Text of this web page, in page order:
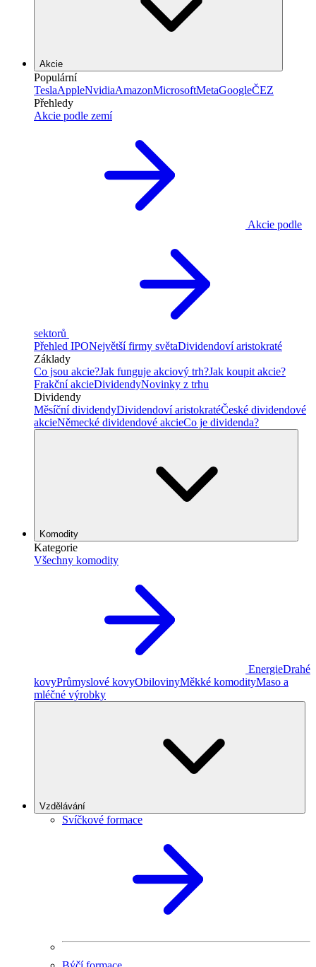
Akcie
Populární
TeslaAppleNvidiaAmazonMicrosoftMetaGoogleČEZ
Přehledy
Akcie podle zemí
Akcie podle
sektorů
Přehled IPONejvětší firmy světaDividendoví aristokraté
Základy
Co jsou akcie?Jak funguje akciový trh?Jak koupit akcie?
Frakční akcieDividendyNovinky z trhu
Dividendy
Měsíční dividendyDividendoví aristokratéČeské dividendové
akcieNěmecké dividendové akcieCo je dividenda?
Komodity
Kategorie
Všechny komodity
EnergieDrahé
kovyPrůmyslové kovyObilovinyMěkké komodityMaso a
mléčné výrobky
Vzdělávání
Svíčkové formace